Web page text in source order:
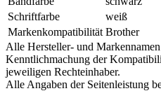
Schriftfarbe
weiß
Markenkompatibilität Brother
Alle Hersteller- und
Kenntlichmachung der
jeweiligen Rechteinhaber.
Alle Angaben der Seitenleistung